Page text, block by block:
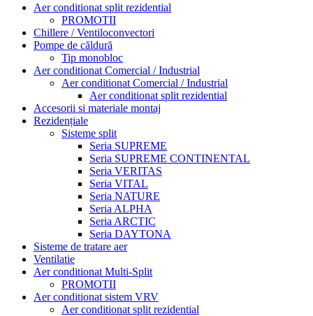
Aer conditionat split rezidential
PROMOTII
Chillere / Ventiloconvectori
Pompe de căldură
Tip monobloc
Aer conditionat Comercial / Industrial
Aer conditionat Comercial / Industrial
Aer conditionat split rezidential
Accesorii si materiale montaj
Rezidențiale
Sisteme split
Seria SUPREME
Seria SUPREME CONTINENTAL
Seria VERITAS
Seria VITAL
Seria NATURE
Seria ALPHA
Seria ARCTIC
Seria DAYTONA
Sisteme de tratare aer
Ventilatie
Aer conditionat Multi-Split
PROMOTII
Aer conditionat sistem VRV
Aer conditionat split rezidential